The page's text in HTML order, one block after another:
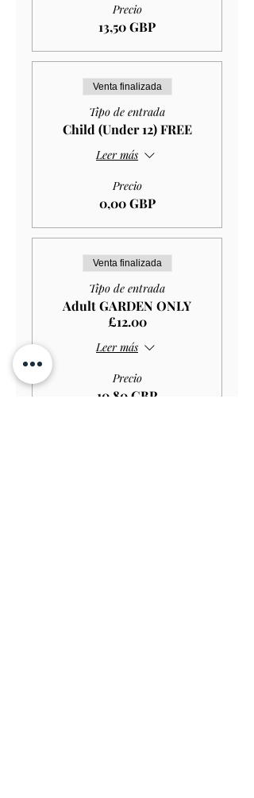
Precio
13,50 GBP
Venta finalizada
Tipo de entrada
Child (Under 12) FREE
Leer más
Precio
0,00 GBP
Venta finalizada
Tipo de entrada
Adult GARDEN ONLY
£12.00
Leer más
Precio
10,80 GBP